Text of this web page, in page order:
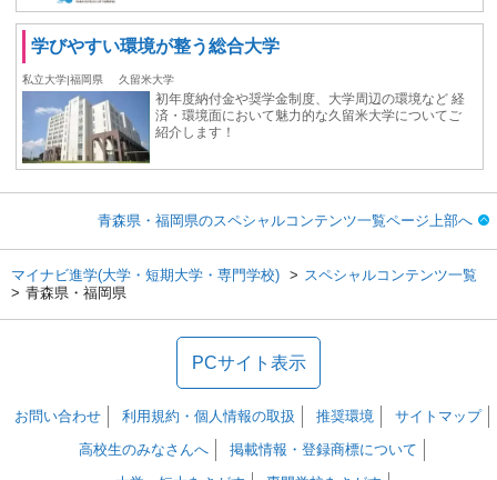
学びやすい環境が整う総合⼤学
私立大学|福岡県 久留米大学
初年度納付⾦や奨学⾦制度、大学周辺の環境など 経
済・環境⾯において魅力的な久留米大学についてご
紹介します！
青森県・福岡県のスペシャルコンテンツ一覧ページ上部へ
マイナビ進学(大学・短期大学・専門学校)
スペシャルコンテンツ一覧
青森県・福岡県
PCサイト表示
お問い合わせ 利用規約・個人情報の取扱 推奨環境
サイトマップ
高校生のみなさんへ
掲載情報・登録商標について